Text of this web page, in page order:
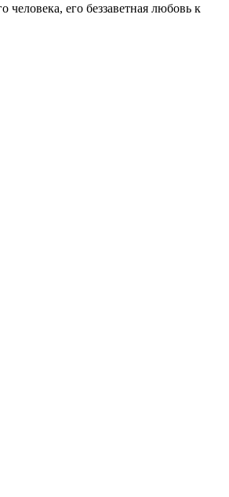
его беззаветная любовь к